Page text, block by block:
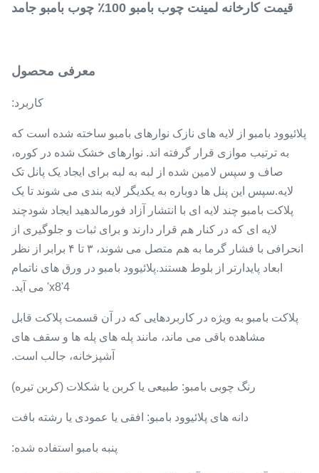
قیمت کارخانه لمینت چوب بامبو 100٪ چوب بامبو جامد
معرفی محصول
کاربرد:
پلائیوود بامبو از لایه های نازک نوارهای بامبو ساخته شده است که
به ترتیب موازی قرار گرفته اند. نوارهای خشک شده در کوره،
صاف و سپس لامین شده از لبه به لبه برای ایجاد یک پانل تک
لایه.سپس این پنل ها دوباره به یکدیگر لایه بندی می شوند تا یک
پلاکت بامبو چند لایه ای با انتشار آزاد فورمالدهید ایجاد شودچند
لایه ای که در کنار هم قرار دارند و برای ثبات و جلوگیری از
انحرافی با فشار گرما به هم متصل می شوند، ۳ تا ۴ برابر از نظر
ابعاد پایدارتر از بلوط هستند.پلائیوود بامبو در ورق های ناتمام
4'x8' می آید.
پلاکت بامبو به ویژه در کاربردهایی که در آن قسمت پلاکت قابل
مشاهده باقی می ماند، مانند پله های پله ها و سقف های
آشپزخانه، جالب است.
رنگ چوبی بامبو: طبیعی یا کربن یا شکلات (کربن تیره)
دانه های پلائیوود بامبو: افقی یا عمودی یا رشته بافت
پنبه بامبو استفاده شده: